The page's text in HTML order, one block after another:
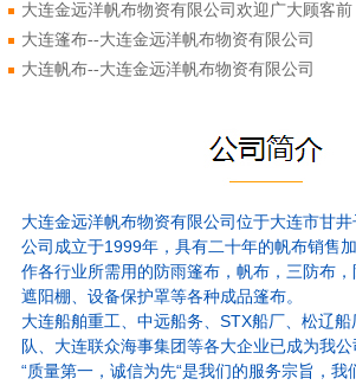
大连金远洋帆布物资有限公司欢迎广大顾客前
大连篷布--大连金远洋帆布物资有限公司
大连帆布--大连金远洋帆布物资有限公司
大连金远洋帆布物资有限公司位于大连市甘井
公司成立于1999年，具有二十年的帆布销售
作各行业所需用的防雨篷布，帆布，三防布，
遮阳棚、设备保护罩等各种成品篷布。
大连船舶重工、中远船务、STX船厂、松辽
队、大连联众海事集团等各大企业已成为我公
“质量第一，诚信为先“是我们的服务宗旨，我